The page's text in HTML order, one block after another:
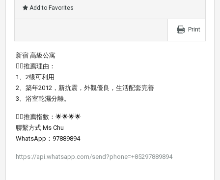
Add to Favorites
Print
新宿 高級公寓
👍🏼推薦理由：
1、2缐可利用
2、築年2012，新抗震，外觀優良，生活配套完善
3、浴室乾濕分離。
👍🏻推薦指數：🌟🌟🌟🌟
聯繫方式 Ms Chu
WhatsApp：97889894
https://api.whatsapp.com/send?phone=+85297889894